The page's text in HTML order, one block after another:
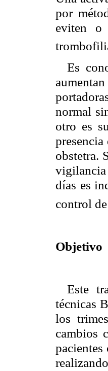
por
eviten o
Es
normal
otro es
obstetra.
días es
control
Objetivo
Este
técnicas
los
cambios